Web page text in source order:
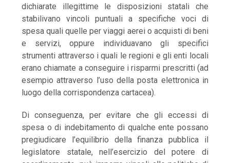
dichiarate illegittime le disposizioni statali che
stabilivano vincoli puntuali a specifiche voci di
spesa quali quelle per viaggi aerei o acquisti di beni
e servizi, oppure individuavano gli specifici
strumenti attraverso i quali le regioni e gli enti locali
erano chiamate a conseguire i risparmi prescritti (ad
esempio attraverso l’uso della posta elettronica in
luogo della corrispondenza cartacea).
Di conseguenza, per evitare che gli eccessi di
spesa o di indebitamento di qualche ente possano
pregiudicare l’equilibrio della finanza pubblica il
legislatore statale, nell’esercizio del potere di